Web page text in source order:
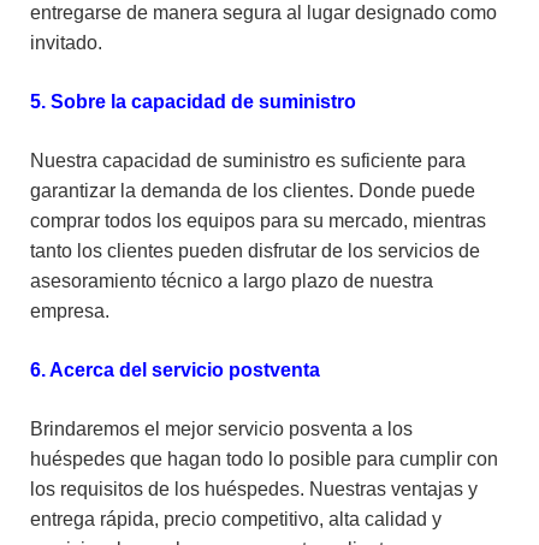
entregarse de manera segura al lugar designado como
invitado.
5. Sobre la capacidad de suministro
Nuestra capacidad de suministro es suficiente para
garantizar la demanda de los clientes. Donde puede
comprar todos los equipos para su mercado, mientras
tanto los clientes pueden disfrutar de los servicios de
asesoramiento técnico a largo plazo de nuestra
empresa.
6. Acerca del servicio postventa
Brindaremos el mejor servicio posventa a los
huéspedes que hagan todo lo posible para cumplir con
los requisitos de los huéspedes. Nuestras ventajas y
entrega rápida, precio competitivo, alta calidad y